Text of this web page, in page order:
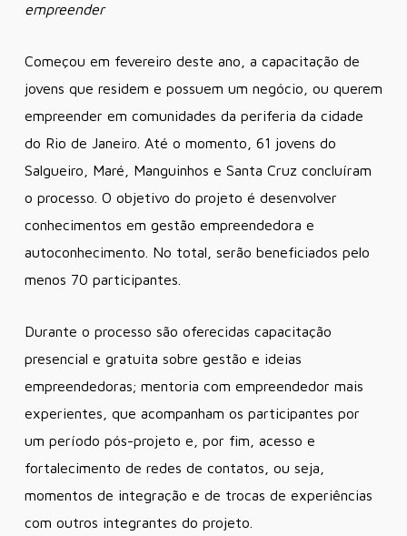
empreender
Começou em fevereiro deste ano, a capacitação de
jovens que residem e possuem um negócio, ou querem
empreender em comunidades da periferia da cidade
do Rio de Janeiro. Até o momento, 61 jovens do
Salgueiro, Maré, Manguinhos e Santa Cruz concluíram
o processo. O objetivo do projeto é desenvolver
conhecimentos em gestão empreendedora e
autoconhecimento. No total, serão beneficiados pelo
menos 70 participantes.
Durante o processo são oferecidas capacitação
presencial e gratuita sobre gestão e ideias
empreendedoras; mentoria com empreendedor mais
experientes, que acompanham os participantes por
um período pós-projeto e, por fim, acesso e
fortalecimento de redes de contatos, ou seja,
momentos de integração e de trocas de experiências
com outros integrantes do projeto.